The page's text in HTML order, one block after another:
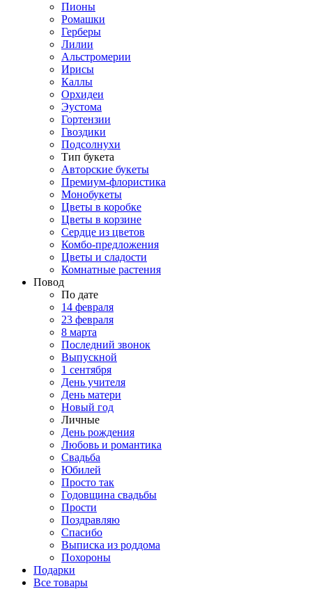
Пионы
Ромашки
Герберы
Лилии
Альстромерии
Ирисы
Каллы
Орхидеи
Эустома
Гортензии
Гвоздики
Подсолнухи
Тип букета
Авторские букеты
Премиум-флористика
Монобукеты
Цветы в коробке
Цветы в корзине
Сердце из цветов
Комбо-предложения
Цветы и сладости
Комнатные растения
Повод
По дате
14 февраля
23 февраля
8 марта
Последний звонок
Выпускной
1 сентября
День учителя
День матери
Новый год
Личные
День рождения
Любовь и романтика
Свадьба
Юбилей
Просто так
Годовщина свадьбы
Прости
Поздравляю
Спасибо
Выписка из роддома
Похороны
Подарки
Все товары